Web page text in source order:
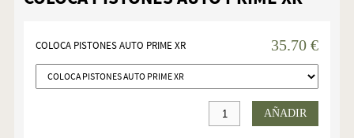
COLOCA PISTONES AUTO PRIME XR 35.70 €
AÑADIR